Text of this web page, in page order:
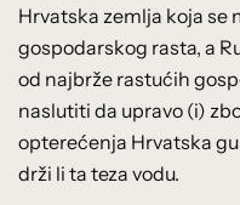
Hrvatska zemlja koja se
gospodarskog rasta, a
od najbrže rastućih
naslutiti da upravo (i)
opterećenja Hrvatska
drži li ta teza vodu.